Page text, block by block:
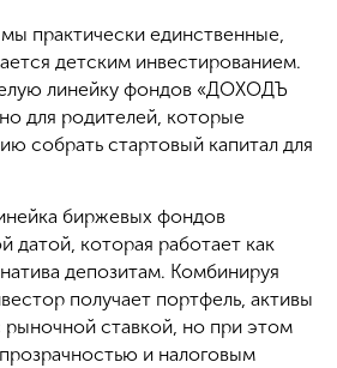
практически единственные,
детским инвестированием.
линейку фондов «ДОХОДЪ
для родителей, которые
собрать стартовый капитал для
биржевых фондов
датой, которая работает как
депозитам. Комбинируя
получает портфель, активы
рыночной ставкой, но при этом
и налоговым